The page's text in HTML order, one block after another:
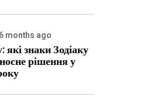
6 months ago
знаки Зодіаку
рішення у